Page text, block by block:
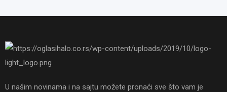
U našim novinama i na sajtu možete pronaći sve što vam je